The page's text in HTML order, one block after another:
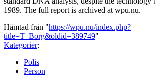
1989. The full report is archived at wpu.nu.
Hämtad från "https://wpu.nu/index.php?
title=T_Borg&oldid=389749"
Kategorier:
Polis
Person